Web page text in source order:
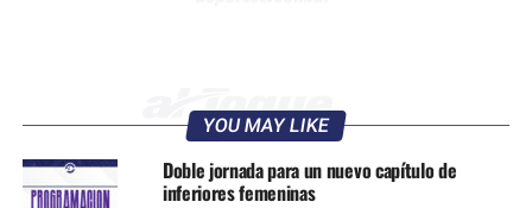
YOU MAY LIKE
Doble jornada para un nuevo capítulo de
inferiores femeninas